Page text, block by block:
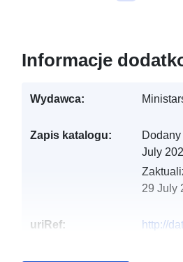
Informacje
Wydawca:
Zapis katalogu:
July
29 July
uriRef:
http://